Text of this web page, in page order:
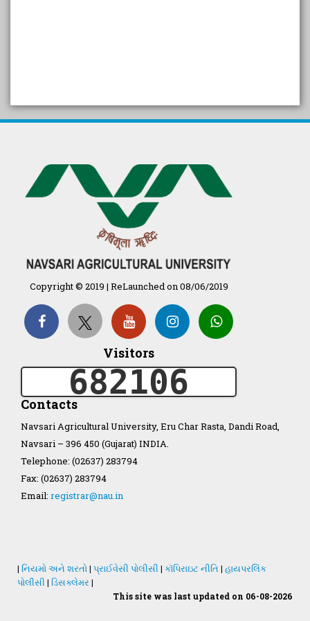
Arogya setu App information
in Gujarati
દેશી ગાય આધારિત પ્રાકૃતિક ખેતી
गुणवत्ता युक्त कृषि-शिक्षा एक पहल" - भारतीय
कृषि अनुसंधान परिषद की 25वीं अखिल
भारतीय कृषि प्रवेश परीक्षा 2020
Organization Structure
ખેડુત માર્ગદર્શિકા
Accreditation Certificate
Statastics
Copyright © 2019 | ReLaunched on 08/06/2019
Visitors
682106
Contacts
Navsari Agricultural University, Eru Char Rasta, Dandi Road,
Navsari – 396 450 (Gujarat) INDIA.
Telephone: (02637) 283794
Fax: (02637) 283794
Email: registrar@nau.in
| નિયમો અને શરતો| પ્રાઈવેસી પોલીસી | કૉપિરાઇટ નીતિ | હાયપરલિંક
પોલીસી | ડિસક્લેમર |
This site was last updated on 06-08-2026